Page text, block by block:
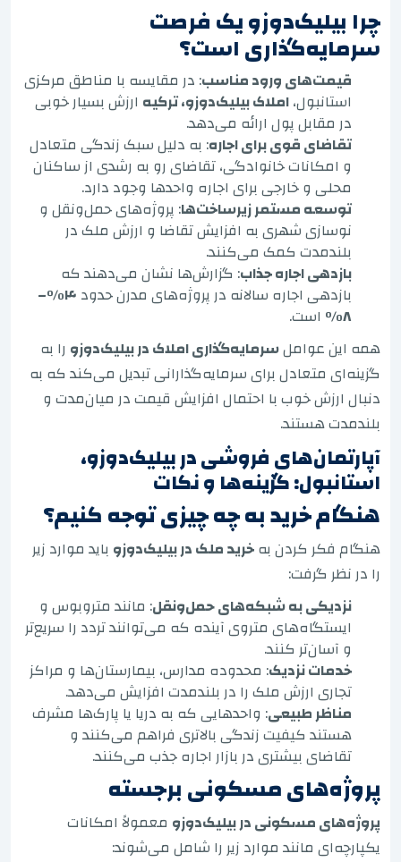
چرا بیلیک‌دوزو یک فرصت
سرمایه‌گذاری است؟
قیمت‌های ورود مناسب: در مقایسه با مناطق مرکزی
استانبول،املاک بیلیک‌دوزو، ترکیه ارزش بسیار خوبی
در مقابل پول ارائه می‌دهد.
تقاضای قوی برای اجاره: به دلیل سبک زندگی متعادل
و امکانات خانوادگی، تقاضای رو به رشدی از ساکنان
محلی و خارجی برای اجاره واحدها وجود دارد.
توسعه مستمر زیرساخت‌ها: پروژه‌های حمل‌ونقل و
نوسازی شهری به افزایش تقاضا و ارزش ملک در
بلندمدت کمک می‌کنند.
بازدهی اجاره جذاب: گزارش‌ها نشان می‌دهند که
بازدهی اجاره سالانه در پروژه‌های مدرن حدود
۴%–
۸%
است.
همه این عواملسرمایه‌گذاری املاک در بیلیک‌دوزو را به
گزینه‌ای متعادل برای سرمایه‌گذارانی تبدیل می‌کند که به
دنبال ارزش خوب با احتمال افزایش قیمت در میان‌مدت و
بلندمدت هستند.
آپارتمان‌های فروشی در بیلیک‌دوزو،
استانبول: گزینه‌ها و نکات
هنگام خرید به چه چیزی توجه کنیم؟
هنگام فکر کردن بهخرید ملک در بیلیک‌دوزو باید موارد زیر
را در نظر گرفت:
نزدیکی به شبکه‌های حمل‌ونقل: مانند متروبوس و
ایستگاه‌های متروی آینده که می‌توانند تردد را سریع‌تر
و آسان‌تر کنند.
خدمات نزدیک: محدوده مدارس، بیمارستان‌ها و مراکز
تجاری ارزش ملک را در بلندمدت افزایش می‌دهد.
مناظر طبیعی: واحدهایی که به دریا یا پارک‌ها مشرف
هستند کیفیت زندگی بالاتری فراهم می‌کنند و
تقاضای بیشتری در بازار اجاره جذب می‌کنند.
پروژه‌های مسکونی برجسته
پروژه‌های مسکونی در بیلیک‌دوزو معمولاً امکانات
یکپارچه‌ای مانند موارد زیر را شامل می‌شوند: